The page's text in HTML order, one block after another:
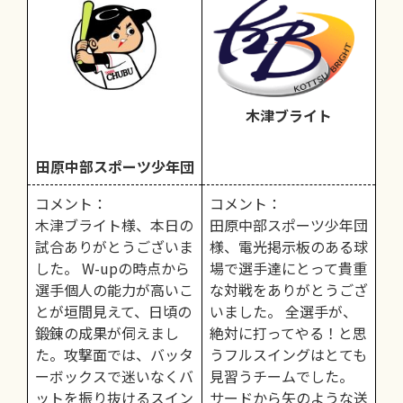
田原中部スポーツ少年団
木津ブライト
コメント：
木津ブライト様、本日の
試合ありがとうございま
した。 W-upの時点から
選手個人の能力が高いこ
とが垣間見えて、日頃の
鍛錬の成果が伺えまし
た。攻撃面では、バッタ
ーボックスで迷いなくバ
ットを振り抜けるスイン
コメント：
田原中部スポーツ少年団
様、電光掲示板のある球
場で選手達にとって貴重
な対戦をありがとうござ
いました。 全選手が、
絶対に打ってやる！と思
うフルスイングはとても
見習うチームでした。
サードから矢のような送